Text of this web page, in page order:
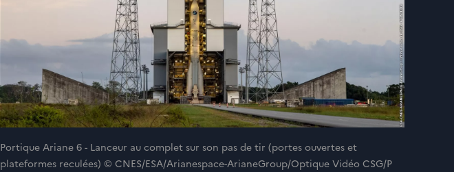
Portique Ariane 6 - Lanceur au complet sur son pas de tir (portes ouvertes et
plateformes reculées) © CNES/ESA/Arianespace-ArianeGroup/Optique Vidéo CSG/P